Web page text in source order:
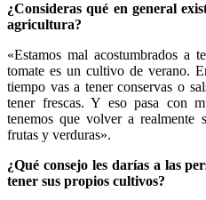
¿Consideras qué en general
agricultura?
«Estamos mal acostumbrados a
tomate es un cultivo de verano.
tiempo vas a tener conservas o
tener frescas. Y eso pasa con
tenemos que volver a realmente
frutas y verduras».
¿Qué consejo les darías a las
tener sus propios cultivos?